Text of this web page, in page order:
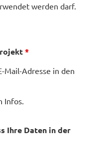
werden darf.
*
Mail-Adresse in den
Infos.
Ihre Daten in der